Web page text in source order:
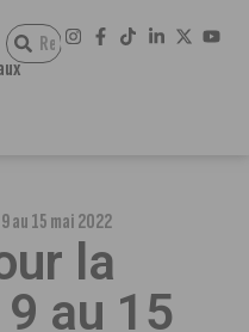
au 15 mai 2022
la
au 15